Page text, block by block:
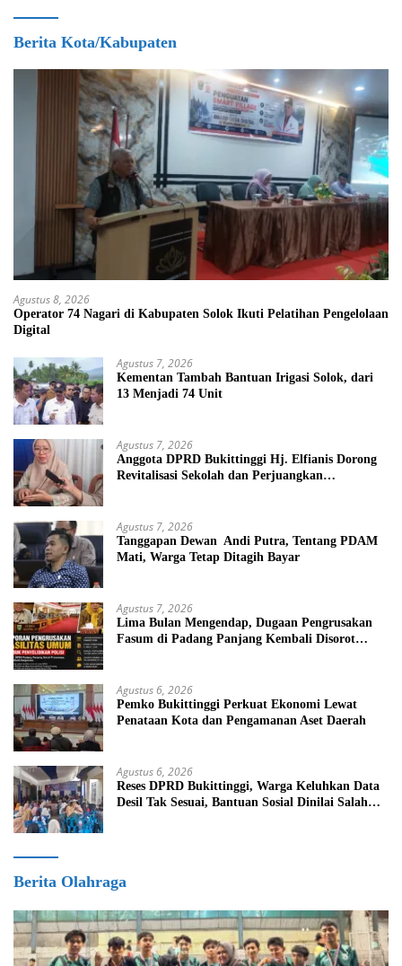
Berita Kota/Kabupaten
Agustus 8, 2026
Operator 74 Nagari di Kabupaten Solok Ikuti Pelatihan Pengelolaan
Digital
Agustus 7, 2026
Kementan Tambah Bantuan Irigasi Solok, dari
13 Menjadi 74 Unit
Agustus 7, 2026
Anggota DPRD Bukittinggi Hj. Elfianis Dorong
Revitalisasi Sekolah dan Perjuangkan
Agustus 7, 2026
Tanggapan Dewan Andi Putra, Tentang PDAM
Mati, Warga Tetap Ditagih Bayar
Agustus 7, 2026
Lima Bulan Mengendap, Dugaan Pengrusakan
Fasum di Padang Panjang Kembali Disorot
Agustus 6, 2026
Pemko Bukittinggi Perkuat Ekonomi Lewat
Penataan Kota dan Pengamanan Aset Daerah
Agustus 6, 2026
Reses DPRD Bukittinggi, Warga Keluhkan Data
Desil Tak Sesuai, Bantuan Sosial Dinilai Salah
Berita Olahraga